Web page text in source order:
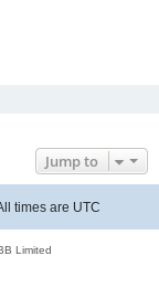
Jump to
times are UTC
Limited